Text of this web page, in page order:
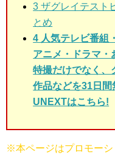
3 ザグレイテスト
とめ
4 人気テレビ番組
アニメ・ドラマ・
特撮だけでなく、
作品などを31日
UNEXTはこちら!
※本ページはプロモー